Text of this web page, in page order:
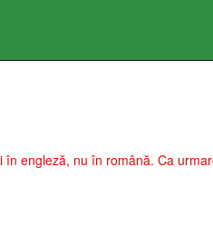
engleză, nu în română. Ca